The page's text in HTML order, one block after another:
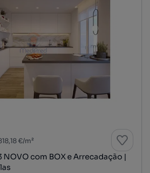
€/m²
com BOX e Arrecadação |